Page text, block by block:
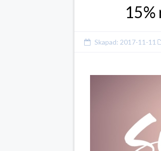
15%
Skapad: 2017-11-11